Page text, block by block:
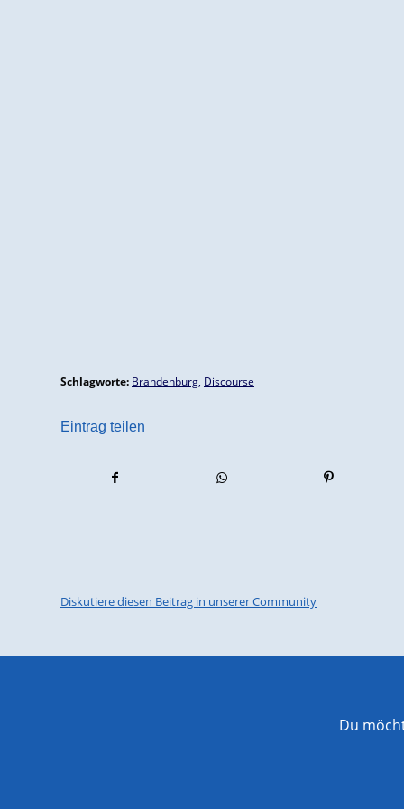
Schlagworte: Brandenburg, Discourse
Eintrag teilen
Diskutiere diesen Beitrag in unserer Community
Du